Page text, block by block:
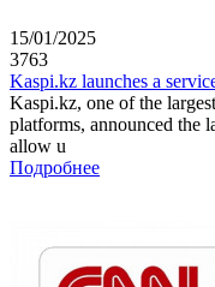
15/01/2025
3763
Kaspi.kz launches a
Kaspi.kz, one of the
platforms, announced the
allow u
Подробнее